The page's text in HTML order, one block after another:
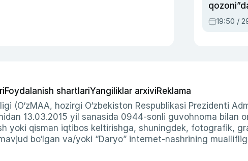
armiyasi
19:50 /
Foydalanish shartlariYangiliklar arxiviReklama
(O‘zMAA, hozirgi O‘zbekiston Respublikasi Prezidenti
13.03.2015 yil sanasida 0944-sonli guvohnoma bilan
yoki qisman iqtibos keltirishga, shuningdek, fotografik,
bo‘lgan va/yoki “Daryo” internet-nashrining